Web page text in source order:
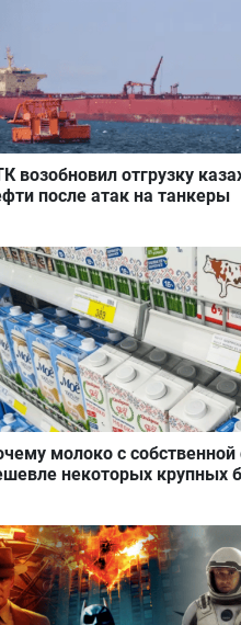
возобновил отгрузку
после атак на танкеры
молоко с
некоторых крупных